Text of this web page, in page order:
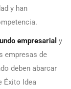
y han
empresarial y
empresas de
deben abarcar
Éxito Idea